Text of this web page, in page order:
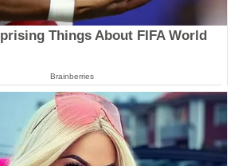
Things About FIFA World
Brainberries